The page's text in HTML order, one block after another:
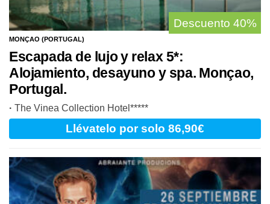
Descuento 40%
MONÇAO (PORTUGAL)
Escapada de lujo y relax 5*:
Alojamiento, desayuno y spa. Monçao,
Portugal.
· The Vinea Collection Hotel*****
Llévatelo por solo 86,90€